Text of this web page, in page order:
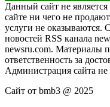
Данный сайт не
сайте ни чего не
услуги не оказываются.
новостей RSS канала
newsru.com. Материалы
ответственность за
Администрация сайта не
Сайт от bmb3 @ 2025